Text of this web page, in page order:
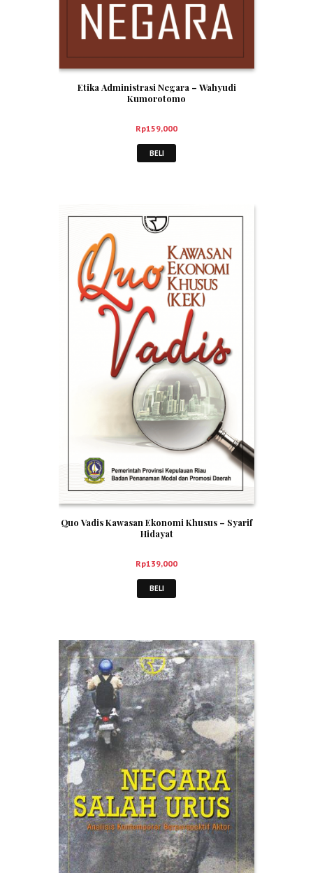
Etika Administrasi Negara – Wahyudi
Kumorotomo
Rp159,000
BELI
Quo Vadis Kawasan Ekonomi Khusus – Syarif
Hidayat
Rp139,000
BELI